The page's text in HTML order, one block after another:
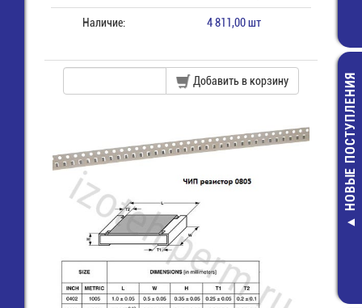
E/ 6F22 (1604C)
Элемент питания
RNBL-2-4
"О" 4,3 мм,
2,5 мм2
НОВЫЕ ПОСТУПЛЕНИЯ
Наличие: 4 811,00 шт
Добавить в корзину